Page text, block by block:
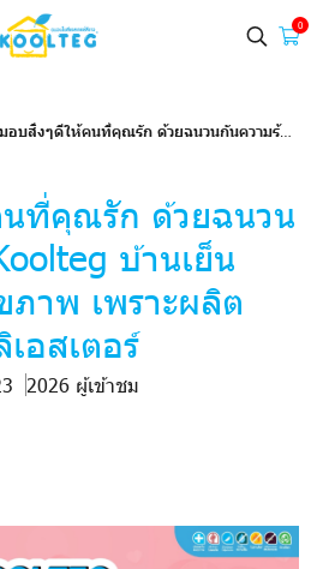
0
มอบสิ่งๆดีให้คนที่คุณรัก ด้วยฉนวนกันความร้อน Koolteg บ้านเย็น ปลอดภัยต่อสุขภาพ เพราะผลิตจากเส้นใยโพลิเอสเตอร์
ที่คุณรัก ด้วยฉนวน
บ้านเย็น
าพ เพราะผลิต
อสเตอร์
2026 ผู้เข้าชม